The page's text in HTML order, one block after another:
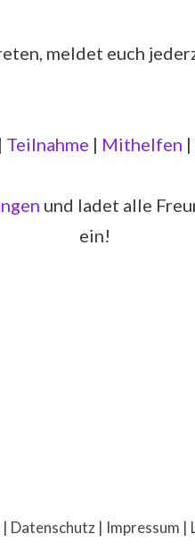
meldet euch
| Teilnahme | Mithelfen |
und ladet alle
ein!
| Datenschutz | Impressum |